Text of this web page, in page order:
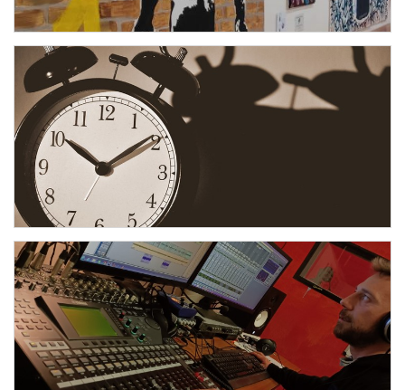
COS'È OFFICINADOLESCENTI
Il cantiere creativo per ragazzi e ragazze
ORARI OFFICINADOLESCENTI